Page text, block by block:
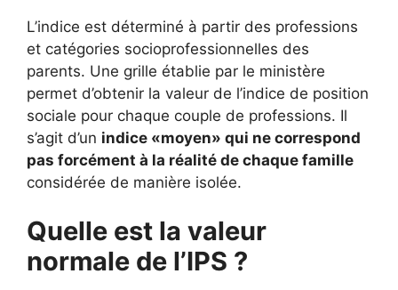
L’indice est déterminé à partir des professions
et catégories socioprofessionnelles des
parents. Une grille établie par le ministère
permet d’obtenir la valeur de l’indice de position
sociale pour chaque couple de professions. Il
s’agit d’un indice «moyen» qui ne correspond
pas forcément à la réalité de chaque famille
considérée de manière isolée.
Quelle est la valeur
normale de l’IPS ?